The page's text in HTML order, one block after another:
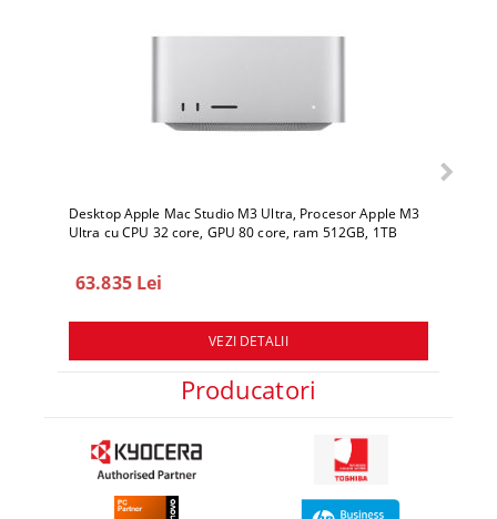
Desktop Apple Mac Studio M3 Ultra, Procesor Apple M3
Ultra cu CPU 32 core, GPU 80 core, ram 512GB, 1TB
63.835 Lei
VEZI DETALII
Producatori